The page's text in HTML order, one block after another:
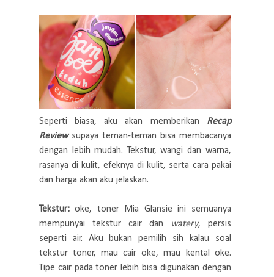
Seperti biasa, aku akan memberikan Recap
Review supaya teman-teman bisa membacanya
dengan lebih mudah. Tekstur, wangi dan warna,
rasanya di kulit, efeknya di kulit, serta cara pakai
dan harga akan aku jelaskan.
Tekstur: oke, toner Mia Glansie ini semuanya
mempunyai tekstur cair dan
watery, persis
seperti air. Aku bukan pemilih sih kalau soal
tekstur toner, mau cair oke, mau kental oke.
Tipe cair pada toner lebih bisa digunakan dengan